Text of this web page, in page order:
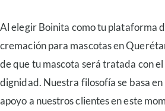
Al elegir Boinita como tu plataforma
cremación para mascotas en
de que tu mascota será tratada con
dignidad. Nuestra filosofía se basa en
apoyo a nuestros clientes en este